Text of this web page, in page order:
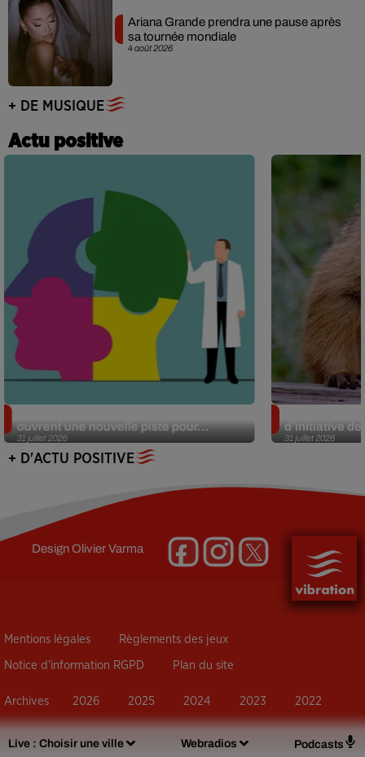
Live : Choisir une ville Webradios Podcasts
4 août 2026
Ariana Grande prendra une pause après
sa tournée mondiale
+ DE MUSIQUE
Actu positive
31 juillet 2026
ouvrent une nouvelle piste pour...
31 juillet 2026
d’initiative
+ D'ACTU POSITIVE
DesignOlivier Varma
Mentions légales Règlements des jeux
Notice d’information RGPD Plan du site
Archives 2026 2025 2024 2023 2022